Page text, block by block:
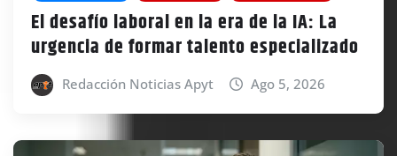
El desafío laboral en la era de la IA: La
urgencia de formar talento especializado
Redacción Noticias Apyt Ago 5, 2026